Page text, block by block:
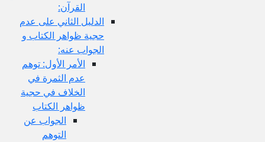
الدليل الثاني على عدم
حجية ظواهر الكتاب و
الأمر الأول: توهم
الخلاف في حجية